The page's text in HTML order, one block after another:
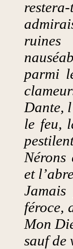
parmi
Dante,
le feu,
et
féroce,
Mon
sauf de